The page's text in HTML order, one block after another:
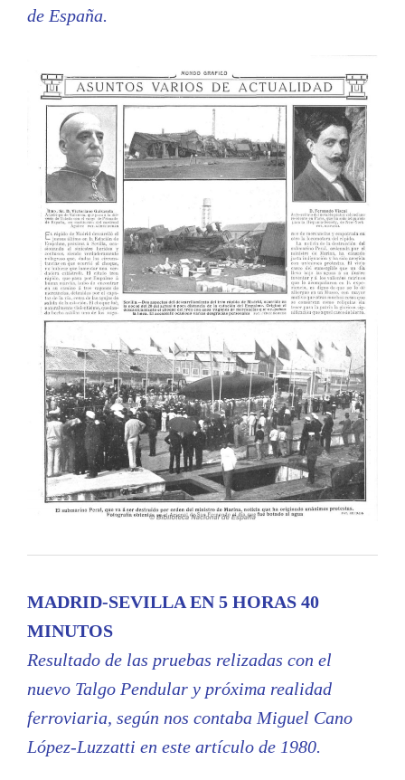
de España.
MADRID-SEVILLA EN 5 HORAS 40
MINUTOS
Resultado de las pruebas relizadas con el
nuevo Talgo Pendular y próxima realidad
ferroviaria, según nos contaba Miguel Cano
López-Luzzatti en este artículo de 1980.